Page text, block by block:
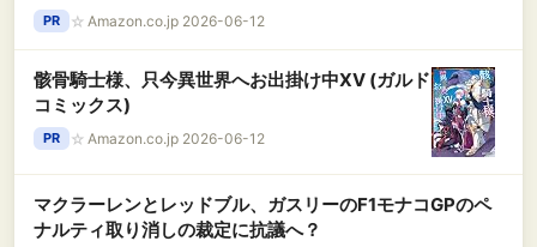
量】ベルトファン 1台多役 傘取り付け/首掛け/手
持ち/卓上/腰掛け 携帯扇風機 199段階風力調節
アコン 軽量 小型 持ち運び 静音 扇風機 熱中症対
策 暑さ対策 通勤 通学 スポーツ観戦 農作業 花火
大会 山登り 旅行用 ストラップ付きBlack
PR ☆ Amazon.co.jp 2026-06-12
骸骨騎士様、只今異世界へお出掛け中ⅩⅤ (ガルド
コミックス)
PR ☆ Amazon.co.jp 2026-06-12
マクラーレンとレッドブル、ガスリーのF1モナコGPのペ
ナルティ取り消しの裁定に抗議へ？